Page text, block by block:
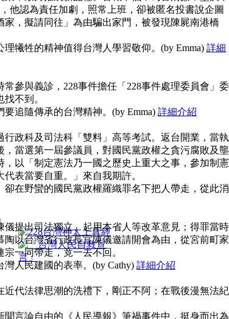
他認為責任加劇，照常上班，卻被匿名投書說企圖
，擬請同往」為由騙出家門，被發現陳屍南港橋
犧牲的精神值得台灣人學習敬仰。(by Emma) 詳細
參與義診，228事件擔任「228事件處理委員會」委
不到。
追隨傳承的台灣精神。(by Emma) 詳細介紹
政科及司法科「雙料」高等考試。返台開業，當執
當選第一屆參議員，對國民黨政權之貪污腐敗及壟
以「制定憲法乃一國之歷史上重大之事，參加制憲
表當要自重。」來自我期許。
在野蠻的國民黨政權羅織罪名下把人帶走，從此消
提出司法獨立、起用本省人等改革意見；得罪當時
以台灣省行政長官陳儀邀請開會為由，從宮前町家
一同帶走，竟一去不回。
人民建國的表率。(by Cathy) 詳細介紹
代法律思潮的洗禮下，剛正不阿；在戰後漫無法紀
言論自由的《人民導報》筆禍事件中，挺身而出為